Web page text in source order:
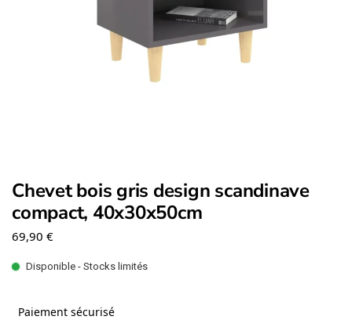
Chevet bois gris design scandinave
compact, 40x30x50cm
69,90 €
Disponible - Stocks limités
Paiement sécurisé